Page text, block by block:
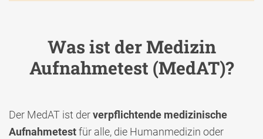
Was ist der Medizin
Aufnahmetest (MedAT)?
Der MedAT ist derverpflichtende medizinische
Aufnahmetestfür alle, die Humanmedizin oder